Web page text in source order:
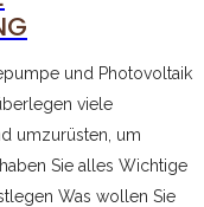
und Photovoltaik
viele
umzurüsten, um
Sie alles Wichtige
Was wollen Sie